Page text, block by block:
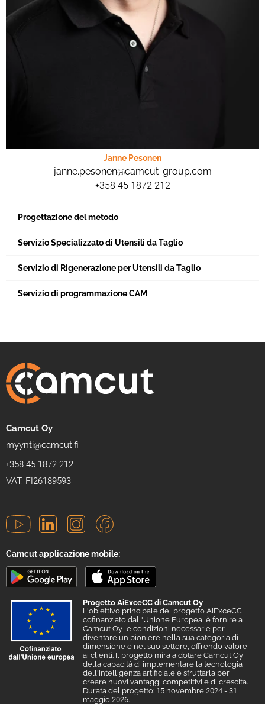
Progettazione del metodo
Servizio Specializzato di Utensili da Taglio
Servizio di Rigenerazione per Utensili da Taglio
Servizio di programmazione CAM
Janne Pesonen
janne.pesonen@camcut-group.com
+358 45 1872 212
Camcut Oy
myynti@camcut.fi
+358 45 1872 212
VAT: FI26189593
Camcut applicazione mobile:
Progetto AiExceCC di Camcut Oy
L'obiettivo principale del progetto AiExceCC,
cofinanziato dall'Unione Europea, è fornire a
Camcut Oy le condizioni necessarie per
diventare un pioniere nella sua categoria di
dimensione e nel suo settore, offrendo valore
ai clienti. Il progetto mira a dotare Camcut Oy
della capacità di implementare la tecnologia
dell'intelligenza artificiale e sfruttarla per
creare nuovi vantaggi competitivi e di crescita.
Durata del progetto: 15 novembre 2024 - 31
maggio 2026.